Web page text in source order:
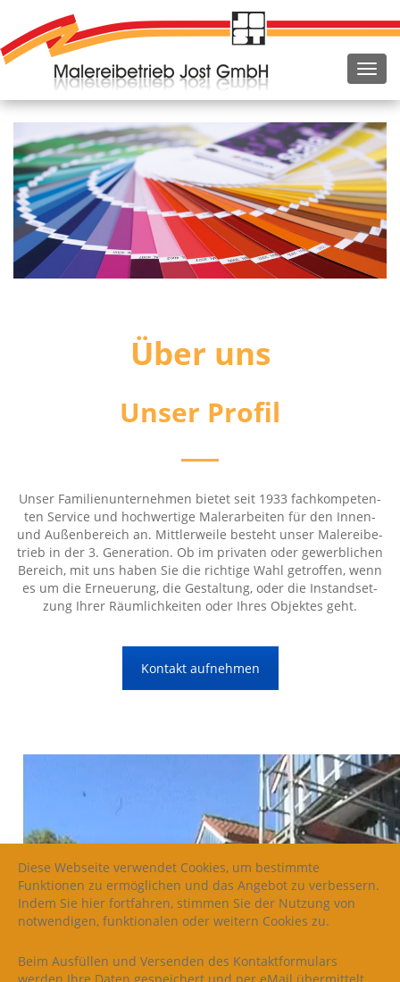
Diese Webseite verwendet Cookies, um bestimmte
Funktionen zu ermöglichen und das Angebot zu verbessern.
Indem Sie hier fortfahren, stimmen Sie der Nutzung von
notwendigen, funktionalen oder weitern Cookies zu.
Beim Ausfüllen und Versenden des Kontaktformulars
Über uns
Unser Pro­fil
Unser Fami­li­en­un­ter­neh­men bie­tet seit 1933 fach­kom­pe­ten­
ten Ser­vice und hoch­wer­ti­ge Maler­ar­bei­ten für den Innen-
und Außen­be­reich an. Mitt­ler­wei­le besteht unser Male­rei­be­
trieb in der 3. Gene­ra­ti­on. Ob im pri­va­ten oder gewerb­li­chen
Bereich, mit uns haben Sie die rich­ti­ge Wahl getrof­fen, wenn
es um die Erneue­rung, die Gestal­tung, oder die Instand­set­
zung Ihrer Räum­lich­kei­ten oder Ihres Objek­tes geht.
Kon­takt aufnehmen